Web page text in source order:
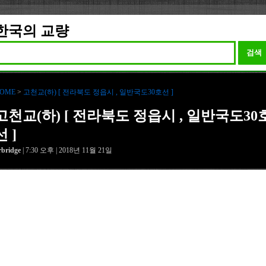
국의 교량
검색
> 고천교(하) [ 전라북도 정읍시 , 일반국도30호선 ]
천교(하) [ 전라북도 정읍시 , 일반국도30
]
| 7:30 오후 | 2018년 11월 21일